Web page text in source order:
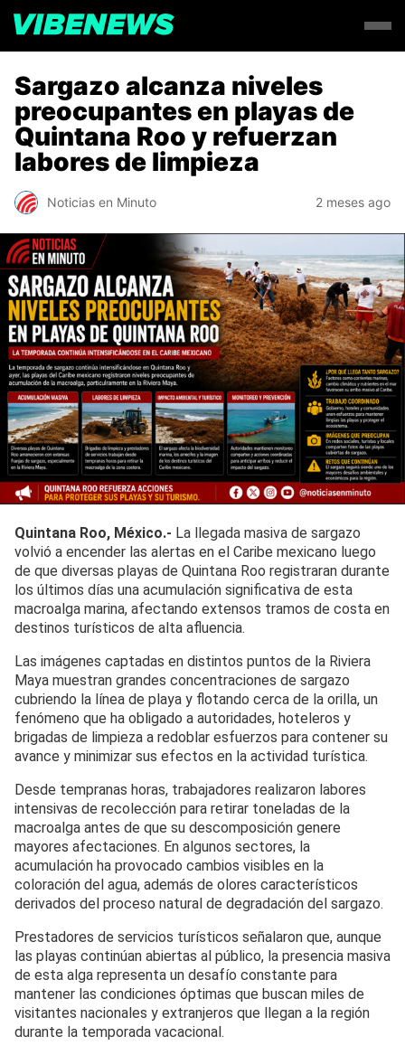
Sargazo alcanza niveles
preocupantes en playas de
Quintana Roo y refuerzan
labores de limpieza
Noticias en Minuto 2 meses ago
Quintana Roo, México.- La llegada masiva de sargazo
volvió a encender las alertas en el Caribe mexicano luego
de que diversas playas de Quintana Roo registraran durante
los últimos días una acumulación significativa de esta
macroalga marina, afectando extensos tramos de costa en
destinos turísticos de alta afluencia.
Las imágenes captadas en distintos puntos de la Riviera
Maya muestran grandes concentraciones de sargazo
cubriendo la línea de playa y flotando cerca de la orilla, un
fenómeno que ha obligado a autoridades, hoteleros y
brigadas de limpieza a redoblar esfuerzos para contener su
avance y minimizar sus efectos en la actividad turística.
Desde tempranas horas, trabajadores realizaron labores
intensivas de recolección para retirar toneladas de la
macroalga antes de que su descomposición genere
mayores afectaciones. En algunos sectores, la
acumulación ha provocado cambios visibles en la
coloración del agua, además de olores característicos
derivados del proceso natural de degradación del sargazo.
Prestadores de servicios turísticos señalaron que, aunque
las playas continúan abiertas al público, la presencia masiva
de esta alga representa un desafío constante para
mantener las condiciones óptimas que buscan miles de
visitantes nacionales y extranjeros que llegan a la región
durante la temporada vacacional.